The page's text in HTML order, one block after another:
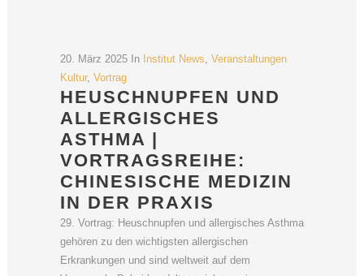
20. März 2025 In Institut News Veranstaltungen
Kultur, Vortrag
HEUSCHNUPFEN UND
ALLERGISCHES
ASTHMA |
VORTRAGSREIHE:
CHINESISCHE MEDIZIN
IN DER PRAXIS
29. Vortrag: Heuschnupfen und allergisches Asthma
gehören zu den wichtigsten allergischen
Erkrankungen und sind weltweit auf dem